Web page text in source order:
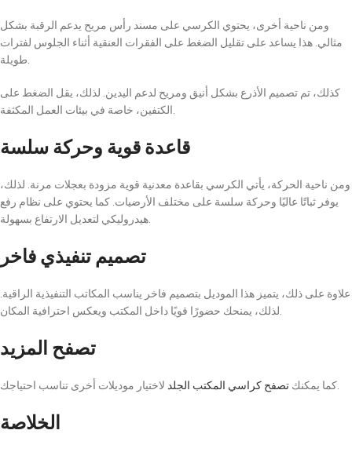
ومن ناحية أخرى، يحتوي الكرسي على مسند رأس مريح يدعم الرقبة بشكل
مثالي. هذا يساعد على تقليل الضغط على الفقرات العنقية أثناء الجلوس لفترات
طويلة.
كذلك، تم تصميم الأذرع بشكل أنيق ومريح لدعم اليدين. لذلك، يقل الضغط على
الكتفين، خاصة في بيئات العمل المكثفة.
قاعدة قوية وحركة سلسة
ومن ناحية الحركة، يأتي الكرسي بقاعدة معدنية قوية مزودة بعجلات مرنة. لذلك،
يوفر ثباتًا عاليًا وحركة سلسة على مختلف الأرضيات. كما يحتوي على نظام رفع
هيدروليكي لتعديل الارتفاع بسهولة.
تصميم تنفيذي فاخر
علاوة على ذلك، يتميز هذا الموديل بتصميم فاخر يناسب المكاتب التنفيذية الراقية.
لذلك، يمنحك حضورًا قويًا داخل المكتب ويعكس احترافية المكان.
تصفح المزيد
كما يمكنك تصفح كراسي المكتب الجلد لاختيار موديلات أخرى تناسب احتياجك.
الخلاصة